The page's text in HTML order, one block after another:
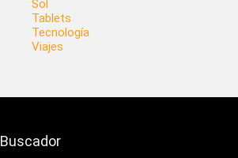
Sol
Tablets
Tecnología
Viajes
Buscador